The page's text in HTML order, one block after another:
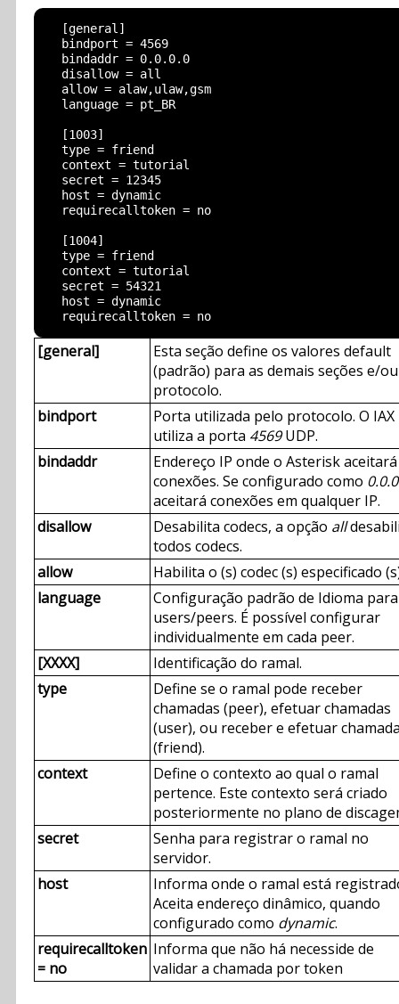
  [general]
  bindport = 4569
  bindaddr = 0.0.0.0
  disallow = all
  allow = alaw,ulaw,gsm
  language = pt_BR
  [1003]
  type = friend
  context = tutorial
  secret = 12345
  host = dynamic
  requirecalltoken = no
  [1004]
  type = friend
  context = tutorial
  secret = 54321
  host = dynamic
[general]
Esta seção define os valores default
(padrão) para as demais seções e/ou
protocolo.
bindport
Porta utilizada pelo protocolo. O IAX
utiliza a porta 4569UDP.
bindaddr
Endereço IP onde o Asterisk aceitará
conexões. Se configurado como
aceitará conexões em qualquer IP.
disallow
Desabilita codecs, a opção all
todos codecs.
allow
Habilita o (s) codec (s) especificado
language
Configuração padrão de Idioma para
users/peers. É possível configurar
individualmente em cada peer.
[XXXX]
Identificação do ramal.
type
Define se o ramal pode receber
chamadas (peer), efetuar chamadas
(user), ou receber e efetuar
(friend).
context
Define o contexto ao qual o ramal
pertence. Este contexto será criado
posteriormente no plano de
secret
Senha para registrar o ramal no
servidor.
host
Informa onde o ramal está
Aceita endereço dinâmico, quando
configurado como dynamic.
requirecalltoken
= no
Informa que não há necesside de
validar a chamada por token